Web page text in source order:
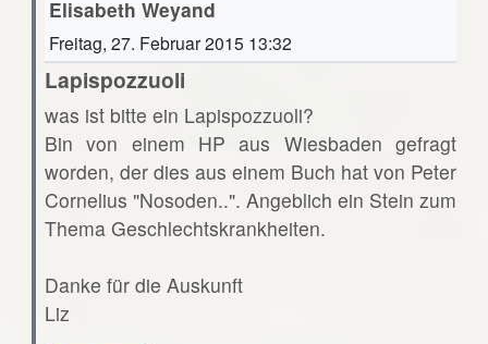
Elisabeth Weyand
Freitag, 27. Februar 2015 13:32
Lapispozzuoli
was ist bitte ein Lapispozzuoli?
Bin von einem HP aus Wiesbaden gefragt
worden, der dies aus einem Buch hat von Peter
Cornelius "Nosoden..". Angeblich ein Stein zum
Thema Geschlechtskrankheiten.
Danke für die Auskunft
Liz